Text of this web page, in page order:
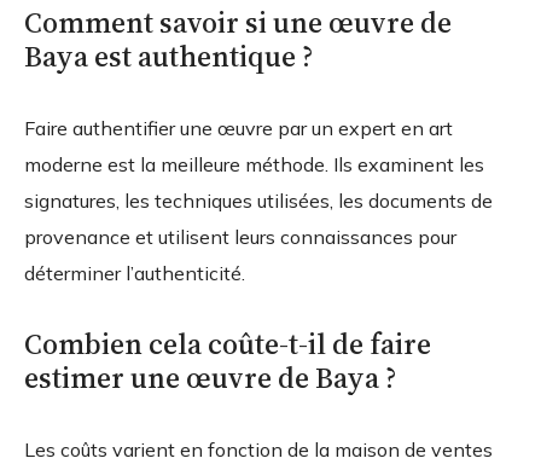
Comment savoir si une œuvre de
Baya est authentique ?
Faire authentifier une œuvre par un expert en art
moderne est la meilleure méthode. Ils examinent les
signatures, les techniques utilisées, les documents de
provenance et utilisent leurs connaissances pour
déterminer l’authenticité.
Combien cela coûte-t-il de faire
estimer une œuvre de Baya ?
Les coûts varient en fonction de la maison de ventes